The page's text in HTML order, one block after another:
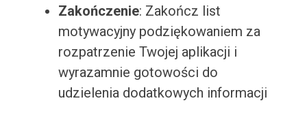
Zakończenie: Zakończ list
motywacyjny podziękowaniem za
rozpatrzenie Twojej aplikacji i
wyrazamnie gotowości do
udzielenia dodatkowych informacji